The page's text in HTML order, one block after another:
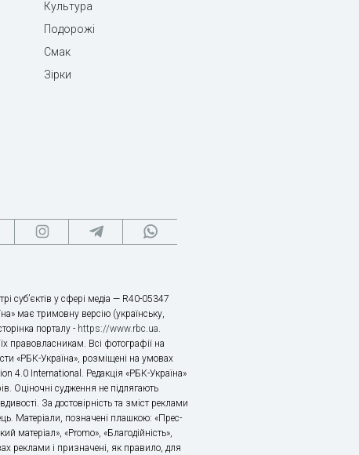
Культура
Подорожі
Смак
Зірки
суб’єктів у сфері медіа — R40-05347
має тримовну версію (українську,
порталу - https://www.rbc.ua.
правовласникам. Всі фотографії на
«РБК-Україна», розміщені на умовах
4.0 International. Редакція «РБК-Україна»
Оціночні судження не підлягають
За достовірність та зміст реклами
Матеріали, позначені плашкою: «Прес-
матеріал», «Promo», «Благодійність»,
реклами і призначені, як правило, для